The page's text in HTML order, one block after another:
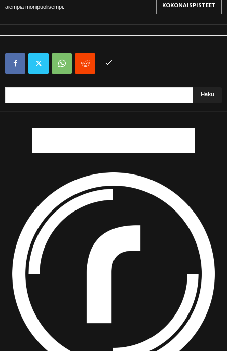
aiempia monipuolisempi.
KOKONAISPISTEET